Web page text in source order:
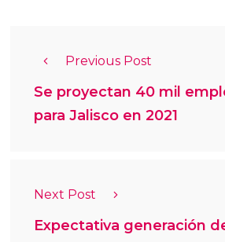
Previous Post
Se proyectan 40 mil
para Jalisco en 2021
Next Post
Expectativa generación